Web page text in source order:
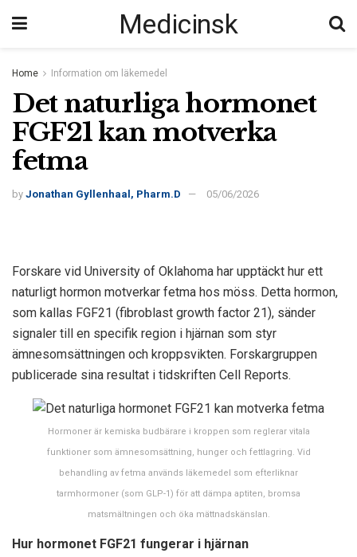
Medicinsk
Home Information om läkemedel
Det naturliga hormonet
FGF21 kan motverka
fetma
by Jonathan Gyllenhaal, Pharm.D 05/06/2026
Forskare vid University of Oklahoma har upptäckt hur ett
naturligt hormon motverkar fetma hos möss. Detta hormon,
som kallas FGF21 (fibroblast growth factor 21), sänder
signaler till en specifik region i hjärnan som styr
ämnesomsättningen och kroppsvikten. Forskargruppen
publicerade sina resultat i tidskriften Cell Reports.
Hormoner är kemiska budbärare i kroppen som reglerar vitala
funktioner som ämnesomsättning, hunger och fettlagring. Vid
behandling av fetma används läkemedel som efterliknar
tarmhormoner (som GLP-1) för att dämpa aptiten, bromsa
matsmältningen och öka mättnadskänslan.
Hur hormonet FGF21 fungerar i hjärnan